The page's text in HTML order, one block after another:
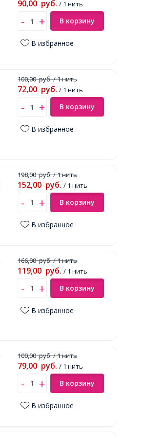
90,00 руб. / 1 нить
В корзину
В избранное
100,00руб./ 1 нить
72,00 руб. / 1 нить
В корзину
В избранное
198,00руб./ 1 нить
152,00 руб. / 1 нить
В корзину
В избранное
166,00руб./ 1 нить
119,00 руб. / 1 нить
В корзину
В избранное
100,00руб./ 1 нить
79,00 руб. / 1 нить
В корзину
В избранное